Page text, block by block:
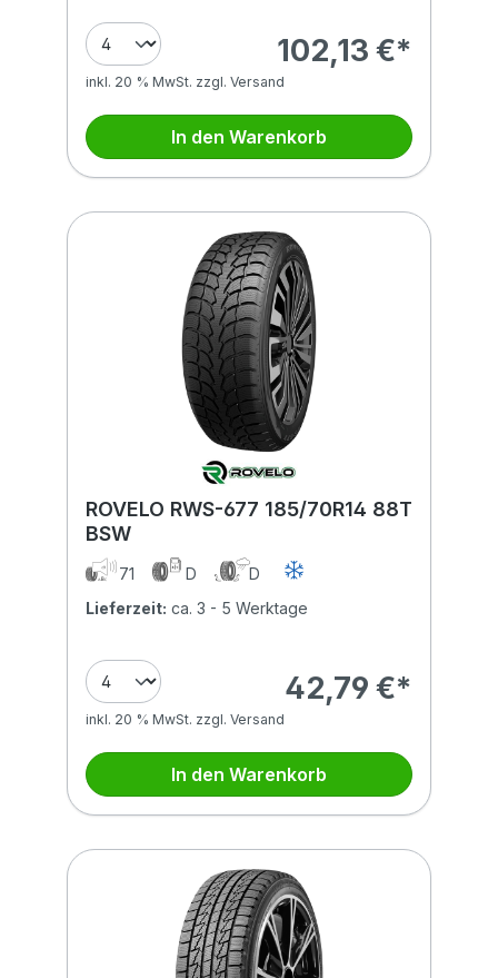
102,13 €*
inkl. 20 % MwSt. zzgl. Versand
In den Warenkorb
ROVELO RWS-677 185/70R14 88T
BSW
71 D
D
Lieferzeit: ca. 3 - 5 Werktage
42,79 €*
inkl. 20 % MwSt. zzgl. Versand
In den Warenkorb